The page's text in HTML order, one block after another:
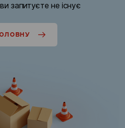
запитуєте не існує